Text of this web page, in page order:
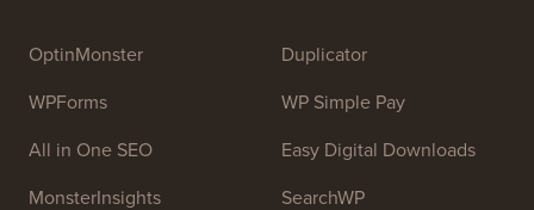
OptinMonster
WPForms
All in One SEO
MonsterInsights
Duplicator
WP Simple Pay
Easy Digital Downloads
SearchWP